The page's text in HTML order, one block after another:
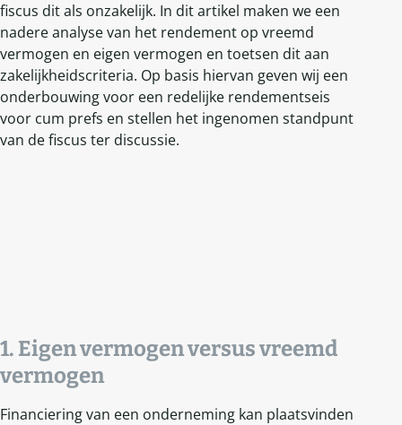
fiscus dit als onzakelijk. In dit artikel maken we een
nadere analyse van het rendement op vreemd
vermogen en eigen vermogen en toetsen dit aan
zakelijkheidscriteria. Op basis hiervan geven wij een
onderbouwing voor een redelijke rendementseis
voor cum prefs en stellen het ingenomen standpunt
van de fiscus ter discussie.
1. Eigen vermogen versus vreemd
vermogen
Financiering van een onderneming kan plaatsvinden